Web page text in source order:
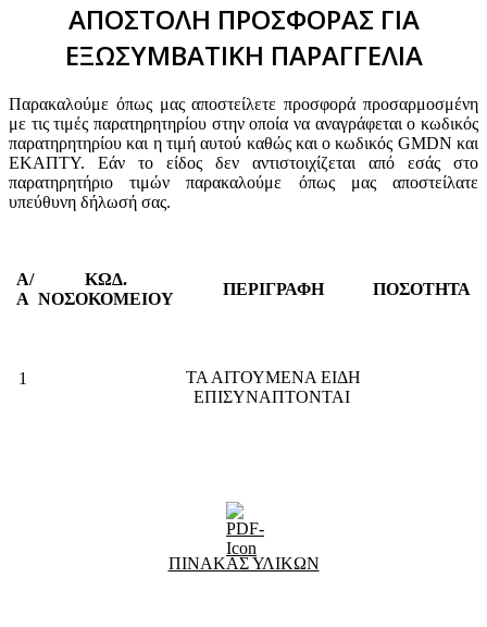
ΑΠΟΣΤΟΛΗ ΠΡΟΣΦΟΡΑΣ ΓΙΑ
ΕΞΩΣΥΜΒΑΤΙΚΗ ΠΑΡΑΓΓΕΛΙΑ
Παρακαλούμε όπως μας αποστείλετε προσφορά προσαρμοσμένη
με τις τιμές παρατηρητηρίου στην οποία να αναγράφεται ο κωδικός
παρατηρητηρίου και η τιμή αυτού καθώς και ο κωδικός GMDN και
ΕΚΑΠΤΥ. Εάν το είδος δεν αντιστοιχίζεται από εσάς στο
παρατηρητήριο τιμών παρακαλούμε όπως μας αποστείλατε
υπεύθυνη δήλωσή σας.
Α/
Α
ΚΩΔ.
ΝΟΣΟΚΟΜΕΙΟΥ
ΠΕΡΙΓΡΑΦΗ ΠΟΣΟΤΗΤΑ
1
ΤΑ ΑΙΤΟΥΜΕΝΑ ΕΙΔΗ
ΕΠΙΣΥΝΑΠΤΟΝΤΑΙ
ΠΙΝΑΚΑΣ ΥΛΙΚΩΝ